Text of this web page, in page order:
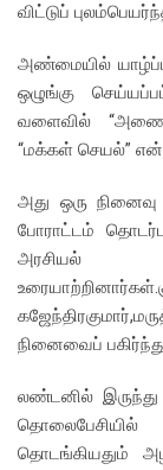
விட்டுப்
அண்மையில்
ஒழுங்கு
வளைவில்
“மக்கள் செயல்”
அது ஒரு
போராட்டம்
அரசியல்
நினைவைப்
லண்டனில்
தொடங்கியதும்